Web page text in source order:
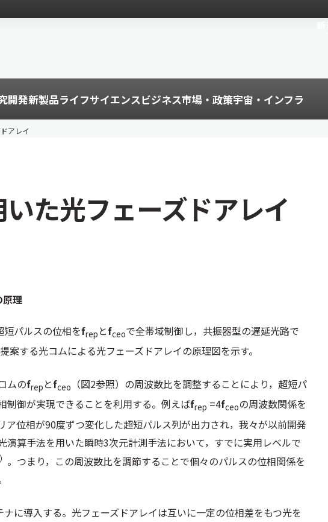
開発新製品ライフサイエンスビジネス市場・政策宇宙・インフラ
アレイ
た光フェーズドアレイ
理
パルスの位相をfrep とfceoで全帯域制御し，共振器型の遅延光路で
案する光コムによる光フェーズドアレイの原理図を示す。
ムのfrep とfceo （図2参照）の周波数比を調整することにより，超短パ
制御が実現できることを利用する。例えばfrep =4fceoの周波数関係を
ア位相が90度ずつ変化した超短パルス列が出力され，我々が以前開発
演算手法を用いた瞬時3次元計測手法において，すでに実用レベルで
。つまり，この周波数比を調節することで個々のパルスの位相関係を
に導入する。光フェーズドアレイは互いに一定の位相差をもつ光を